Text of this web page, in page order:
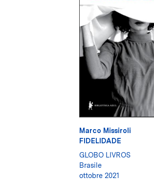
Marco Missiroli
FIDELIDADE
GLOBO LIVROS
Brasile
ottobre 2021